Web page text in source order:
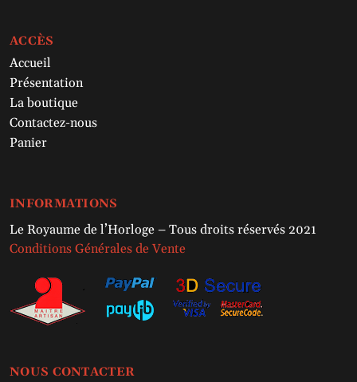
ACCÈS
Accueil
Présentation
La boutique
Contactez-nous
Panier
INFORMATIONS
Le Royaume de l’Horloge – Tous droits réservés 2021
Conditions Générales de Vente
NOUS CONTACTER